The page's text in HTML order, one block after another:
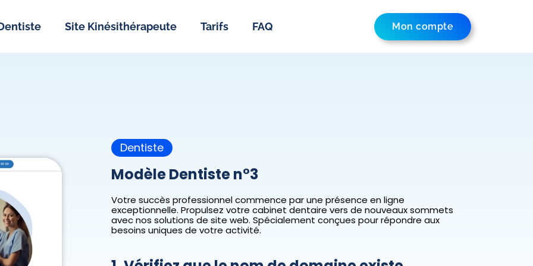
Site Kinésithérapeute Tarifs FAQ Mon compte
Dentiste
Modèle Dentiste n°3
Votre succès professionnel commence par une présence en ligne
exceptionnelle. Propulsez votre cabinet dentaire vers de nouveaux sommets
avec nos solutions de site web. Spécialement conçues pour répondre aux
besoins uniques de votre activité.